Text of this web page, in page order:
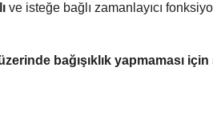
ve isteğe bağlı zamanlayıcı
bağışıklık yapmaması